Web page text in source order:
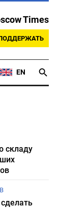
Times
EN
складу